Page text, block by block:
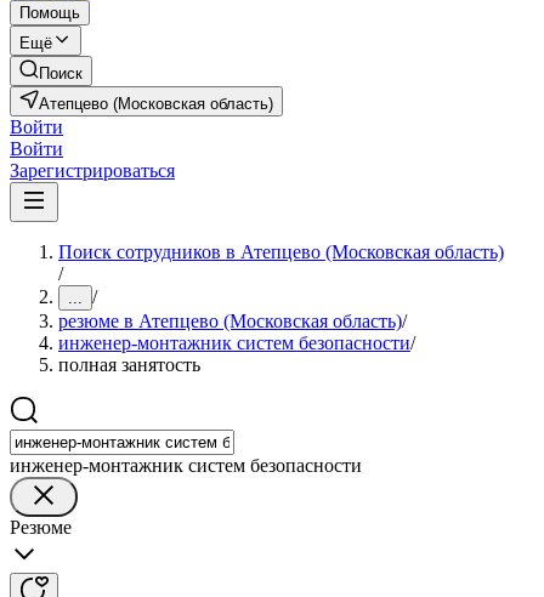
Помощь
Ещё
Поиск
Атепцево (Московская область)
Войти
Войти
Зарегистрироваться
Поиск сотрудников в Атепцево (Московская область)
/
... /
резюме в Атепцево (Московская область)/
инженер-монтажник систем безопасности/
полная занятость
инженер-монтажник систем безопасности
Резюме